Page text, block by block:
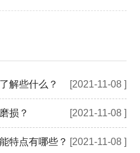
[2021-11-08 ]
解些什么？
[2021-11-08 ]
损？
[2021-11-08 ]
特点有哪些？